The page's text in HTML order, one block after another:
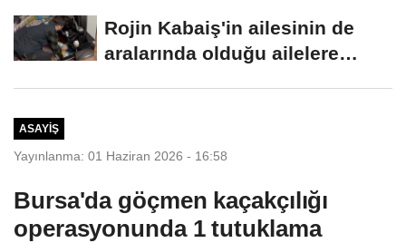
Rojin Kabaiş'in ailesinin de
aralarında olduğu ailelere
ASAYIŞ
Yayınlanma: 01 Haziran 2026 - 16:58
Bursa'da göçmen kaçakçılığı
operasyonunda 1 tutuklama